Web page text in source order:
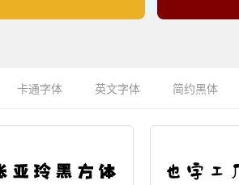
卡通字体 英文字体 简约黑体